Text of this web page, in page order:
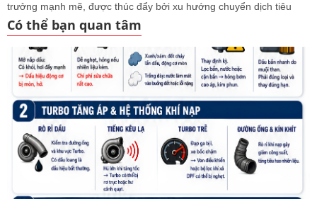
trưởng mạnh mẽ, được thúc đẩy bởi xu hướng chuyển dịch tiêu
dùng sang các phương tiện giao thông thân thiện với môi trường,
điều kiện thuận lợi cho phát triển hạ tầng sạc mà còn mở ra cơ h
Có thể bạn quan tâm